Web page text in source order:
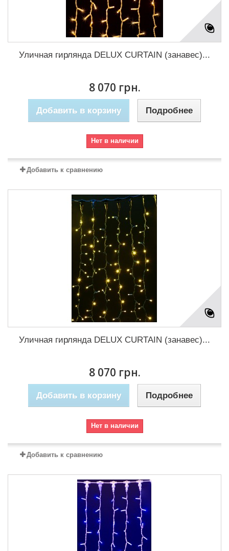
Уличная гирлянда DELUX CURTAIN (занавес)...
8 070 грн.
Добавить в корзину Подробнее
Нет в наличии
Добавить к сравнению
Уличная гирлянда DELUX CURTAIN (занавес)...
8 070 грн.
Добавить в корзину Подробнее
Нет в наличии
Добавить к сравнению